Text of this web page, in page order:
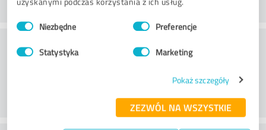
Wybór
zgody Niezbędne Preferencje
Statystyka Marketing
Pokaż szczegóły
ZEZWÓL NA WSZYSTKIE
Obsługa klienta